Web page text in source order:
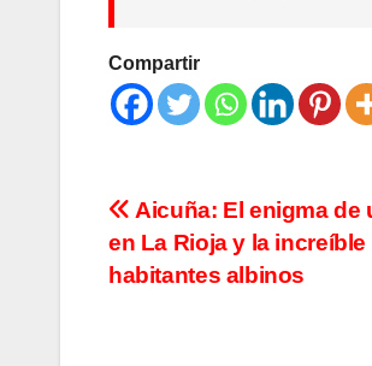
Compartir
Navegación
de
Aicuña: El enigma de
en La Rioja y la
habitantes albinos